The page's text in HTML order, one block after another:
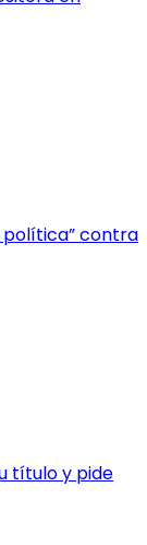
política” contra
título y pide